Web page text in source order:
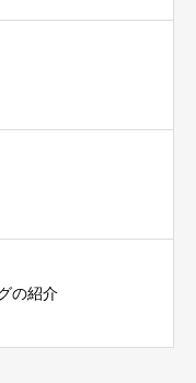
の紹介